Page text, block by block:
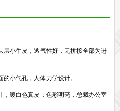
层小牛皮，透气性好，无拼接全部为进
小气孔，人体力学设计。
，暖白色真皮，色彩明亮，总裁办公室